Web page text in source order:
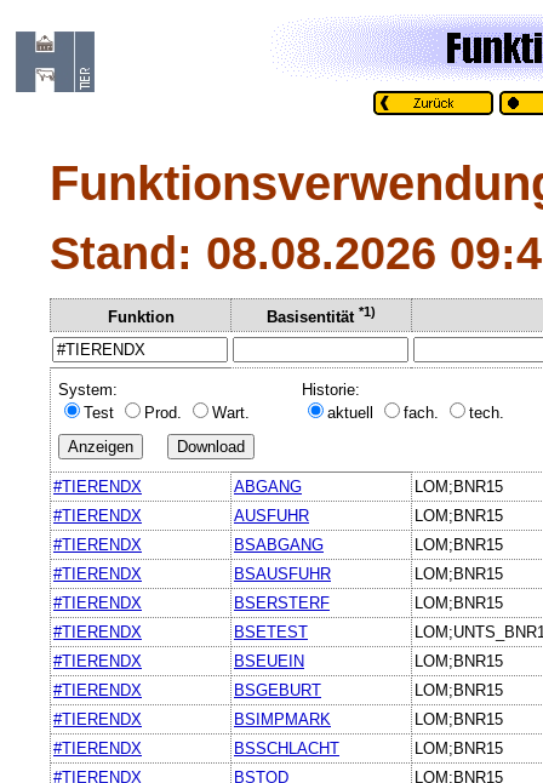
Stand: 08.08.2026
Funktion Basisentität *1)
System:
Test
Prod. Wart.
Historie:
aktuell
fach. tech.
#TIERENDX ABGANG
LOM;BNR15
#TIERENDX
AUSFUHR
LOM;BNR15
#TIERENDX
BSABGANG
LOM;BNR15
#TIERENDX
BSAUSFUHR
LOM;BNR15
#TIERENDX
BSERSTERF
LOM;BNR15
#TIERENDX
BSETEST
#TIERENDX
BSEUEIN
LOM;BNR15
#TIERENDX
BSGEBURT
LOM;BNR15
#TIERENDX
BSIMPMARK
LOM;BNR15
#TIERENDX
BSSCHLACHT
LOM;BNR15
#TIERENDX
BSTOD
LOM;BNR15